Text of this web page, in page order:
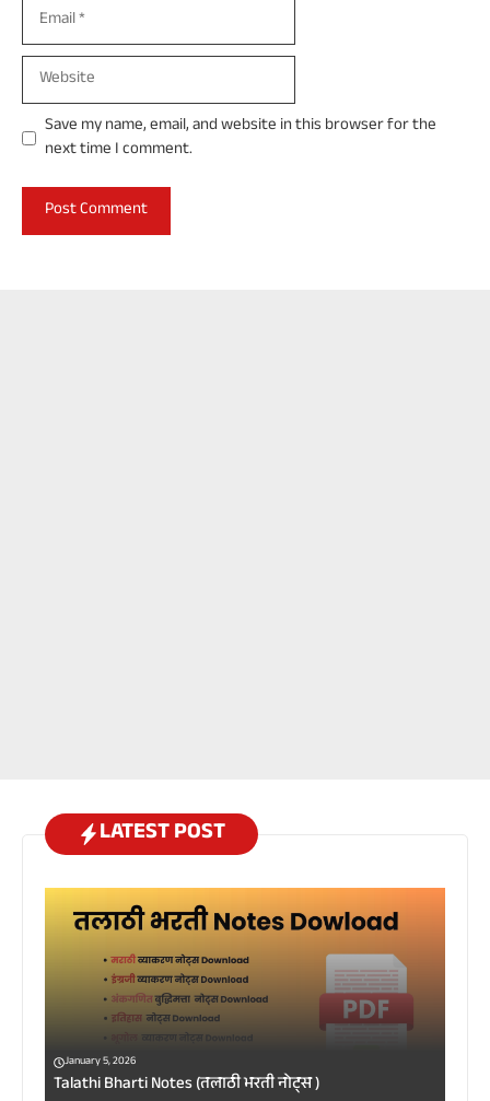
Email
Website
Save my name, email, and website in this browser for the
next time I comment.
LATEST POST
January 5, 2026
Talathi Bharti Notes (तलाठी भरती नोट्स )